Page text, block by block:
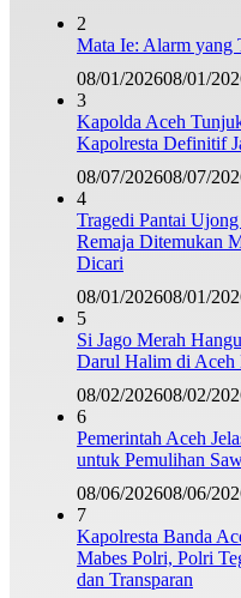
2
Mata Ie: Alarm yang
08/01/202608/01/
3
Kapolda Aceh
Kapolresta Definitif
08/07/202608/07/
4
Tragedi Pantai
Remaja Ditemukan
Dicari
08/01/202608/01/
5
Si Jago Merah
Darul Halim di Aceh
08/02/202608/02/
6
Pemerintah Aceh
untuk Pemulihan
08/06/202608/06/
7
Kapolresta Banda
Mabes Polri, Polri
dan Transparan